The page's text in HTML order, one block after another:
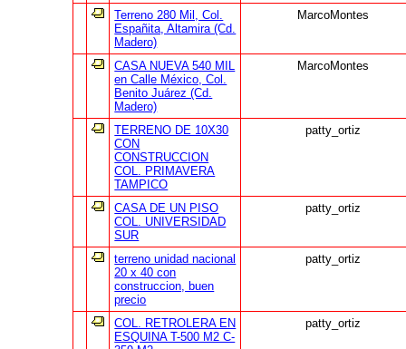
Terreno 280 Mil, Col.
Españita, Altamira (Cd.
Madero)
MarcoMontes
CASA NUEVA 540 MIL
en Calle México, Col.
Benito Juárez (Cd.
Madero)
MarcoMontes
TERRENO DE 10X30
CON
CONSTRUCCION
COL. PRIMAVERA
TAMPICO
patty_ortiz
CASA DE UN PISO
COL. UNIVERSIDAD
SUR
patty_ortiz
terreno unidad nacional
20 x 40 con
construccion, buen
precio
patty_ortiz
COL. RETROLERA EN
ESQUINA T-500 M2 C-
patty_ortiz